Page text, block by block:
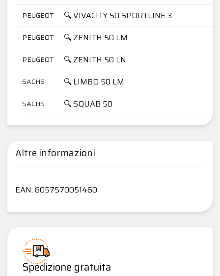
PEUGEOT 🔍 VIVACITY 50 SPORTLINE 3
PEUGEOT 🔍 ZENITH 50 LM
PEUGEOT 🔍 ZENITH 50 LN
SACHS 🔍 LIMBO 50 LM
SACHS 🔍 SQUAB 50
Altre informazioni
EAN: 8057570051460
Spedizione gratuita